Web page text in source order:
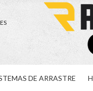
DE ARRASTRE